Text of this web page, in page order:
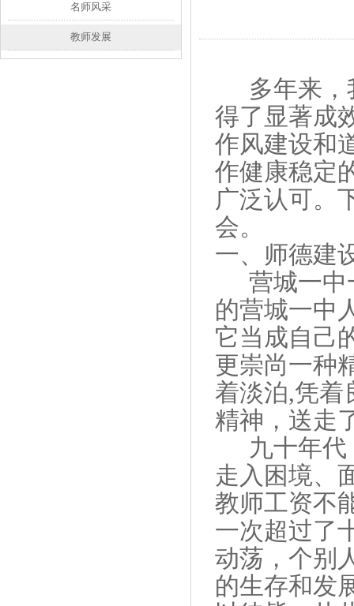
名师风采
教师发展
多年来
得了显著成
作风建设和
作健康稳定
广泛认可。
会。
一、 师德建
营城一中
的营城一中
它当成自己
更崇尚一种
着淡泊,凭着
精神，送走
九十年
走入困境、
教师工资不
一次超过了
动荡，个别
的生存和发